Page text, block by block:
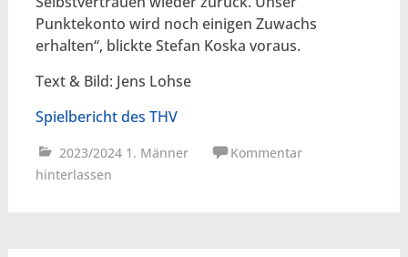
Punktekonto wird noch einigen Zuwachs
erhalten“, blickte Stefan Koska voraus.
Text & Bild: Jens Lohse
Spielbericht des THV
2023/2024 1. Männer
Kommentar
hinterlassen